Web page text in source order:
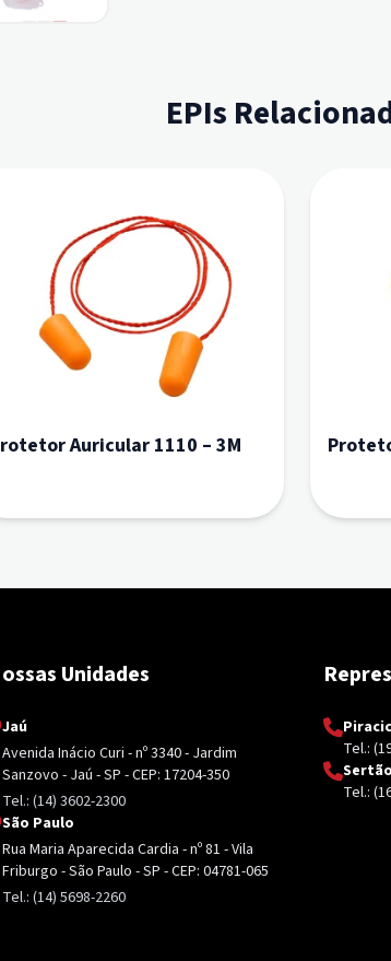
EPIs
Auricular 1110 – 3M
Unidades
Jaú
Avenida Inácio Curi - nº 3340 - Jardim
Sanzovo - Jaú - SP - CEP: 17204-350
Tel.: (14) 3602-2300
São Paulo
Rua Maria Aparecida Cardia - nº 81 - Vila
Friburgo - São Paulo - SP - CEP: 04781-065
Tel.: (14) 5698-2260
Tel.:
Tel.: